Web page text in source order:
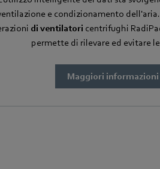
e condizionamento
di ventilatori centrifughi
permette di rilevare ed evitare
Maggiori